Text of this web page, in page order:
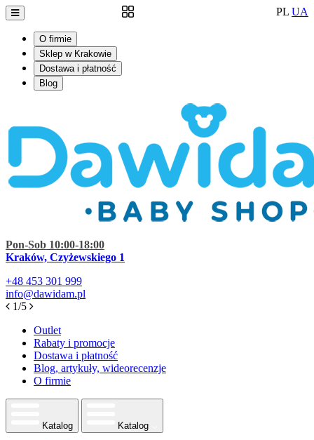
O firmie
Sklep w Krakowie
Dostawa i płatność
Blog
PL UA
Pon-Sob 10:00-18:00
Kraków, Czyżewskiego 1
+48 453 301 999
info@dawidam.pl
1/5
Outlet
Rabaty i promocje
Dostawa i płatność
Blog, artykuły, wideorecenzje
O firmie
Katalog Katalog